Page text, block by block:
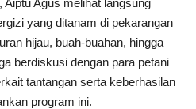
Agus melihat langsung
yang ditanam di pekarangan
hijau, buah-buahan, hingga
berdiskusi dengan para petani
tantangan serta keberhasilan
program ini.